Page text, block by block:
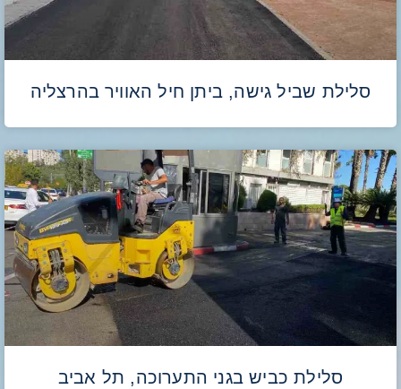
סלילת שביל גישה, ביתן חיל האוויר בהרצליה
סלילת כביש בגני התערוכה, תל אביב